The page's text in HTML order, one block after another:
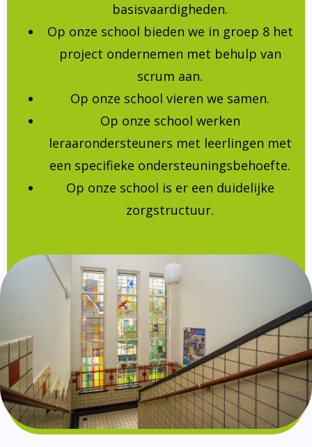
basisvaardigheden.
Op onze school bieden we in groep 8 het
project ondernemen met behulp van
scrum aan.
Op onze school vieren we samen.
Op onze school werken
leraarondersteuners met leerlingen met
een specifieke ondersteuningsbehoefte.
Op onze school is er een duidelijke
zorgstructuur.